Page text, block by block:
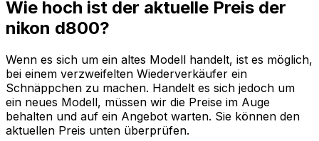
Wie hoch ist der aktuelle Preis der
nikon d800?
Wenn es sich um ein altes Modell handelt, ist es möglich,
bei einem verzweifelten Wiederverkäufer ein
Schnäppchen zu machen. Handelt es sich jedoch um
ein neues Modell, müssen wir die Preise im Auge
behalten und auf ein Angebot warten. Sie können den
aktuellen Preis unten überprüfen.